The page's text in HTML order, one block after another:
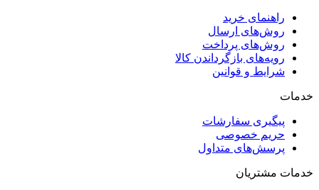
راهنمای خرید
روش‌های ارسال
روش‌های پرداخت
رویه‌های بازگرداندن کالا
شرایط و قوانین
خدمات
پیگیری سفارشات
حریم خصوصی
پرسش‌های متداول
خدمات مشتریان